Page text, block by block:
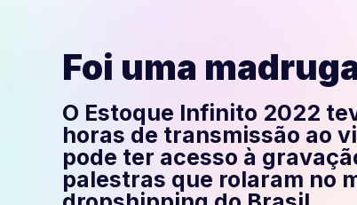
Foi uma
O Estoque Infinito 2022
horas de transmissão ao
pode ter acesso à
palestras que rolaram no